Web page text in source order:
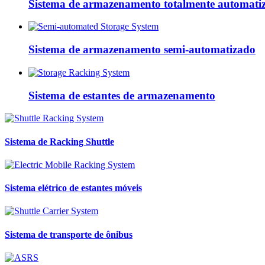
Sistema de armazenamento totalmente
Sistema de armazenamento semi-automatizado
Sistema de estantes de armazenamento
Sistema de Racking Shuttle
Sistema elétrico de estantes móveis
Sistema de transporte de ônibus